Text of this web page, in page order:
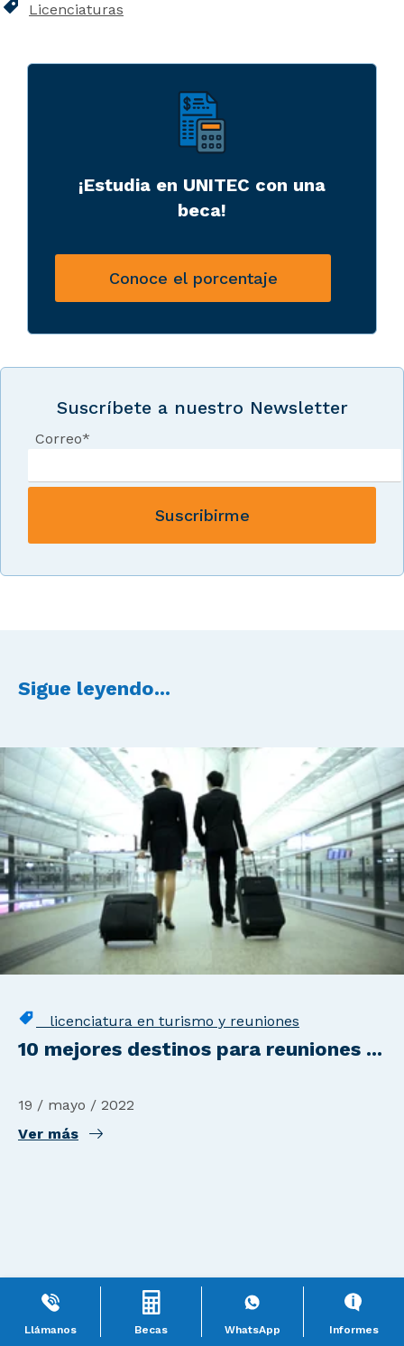
Llámanos Becas WhatsApp Informes
Licenciaturas
¡Estudia en UNITEC con una
beca!
Conoce el porcentaje
Suscríbete a nuestro Newsletter
Correo*
Sigue leyendo...
licenciatura en turismo y reuniones
10 mejores destinos para reuniones ...
19 / mayo / 2022
Ver más